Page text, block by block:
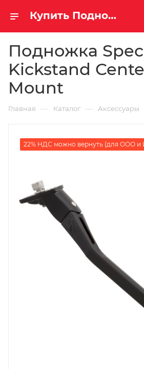
Купить Подножка Specialized Kickstand Center Mount за рублей, а со скидкой
Подножка
Kickstand
Mount
Главная — Каталог — Аксессуары
22% НДС можно вернуть (для ООО